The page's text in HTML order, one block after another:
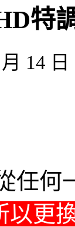
特
14
任何
以更